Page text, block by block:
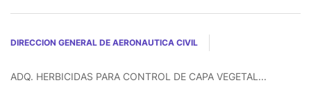
DIRECCION GENERAL DE AERONAUTICA CIVIL
ADQ. HERBICIDAS PARA CONTROL DE CAPA VEGETAL...